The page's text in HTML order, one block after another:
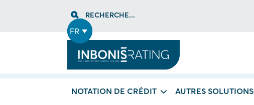
RECHERCHE...
FR
NOTATION DE CRÉDIT AUTRES SOLUTIONS